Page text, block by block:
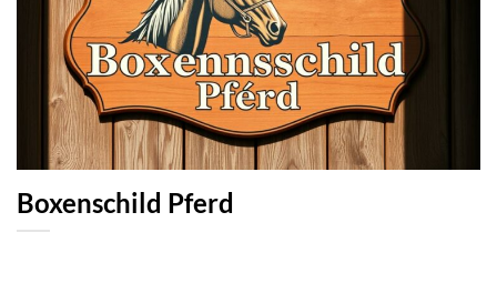
Boxenschild Pferd